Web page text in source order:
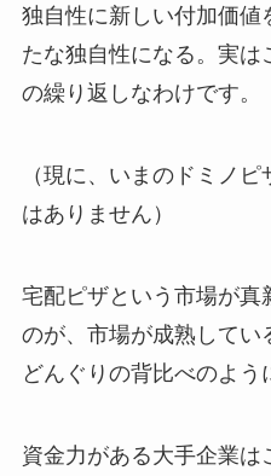
独自性に新しい付加価値
たな独自性になる。実は
の繰り返しなわけです。
（現に、いまのドミノ
はありません）
宅配ピザという市場が真
のが、市場が成熟してい
どんぐりの背比べのよう
資金力がある大手企業は